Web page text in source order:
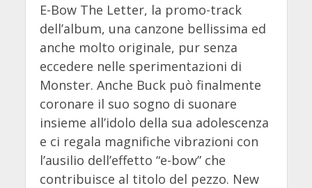
E-Bow The Letter, la promo-track
dell’album, una canzone bellissima ed
anche molto originale, pur senza
eccedere nelle sperimentazioni di
Monster. Anche Buck può finalmente
coronare il suo sogno di suonare
insieme all’idolo della sua adolescenza
e ci regala magnifiche vibrazioni con
l’ausilio dell’effetto “e-bow” che
contribuisce al titolo del pezzo. New